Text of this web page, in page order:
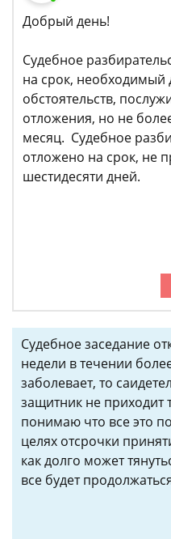
Добрый день!
Судебное
на срок, необходимый
обстоятельств,
отложения, но не
месяц. Судебное
отложено на срок, не
шестидесяти дней.
Судебное заседание
недели в течении
заболевает, то
защитник не приходит
понимаю что все это
целях отсрочки
как долго может
все будет